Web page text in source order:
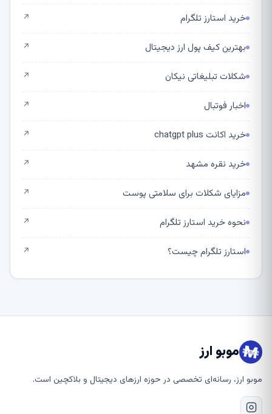
خرید استارز تلگرام ↗
بهترین کیف پول ارز دیجیتال ↗
شکلات تبلیغاتی نیکان ↗
اخبار فوتبال ↗
خرید اکانت chatgpt plus ↗
خرید نقره مشهد ↗
مزایای شکلات برای سلامتی پوست ↗
نحوه خرید استارز تلگرام ↗
استارز تلگرام چیست؟ ↗
موبو ارز
موبو ارز، رسانه‌ای تخصصی در حوزه ارزهای دیجیتال و بلاکچین است.